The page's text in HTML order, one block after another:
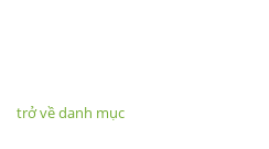
trở về danh mục